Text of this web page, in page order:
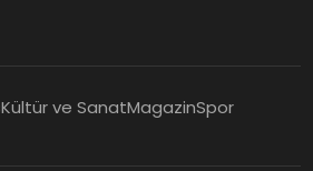
Kültür ve SanatMagazinSpor